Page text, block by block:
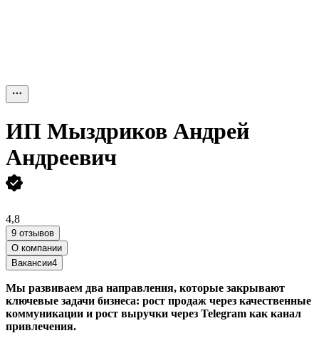
ИП Мыздриков Андрей
Андреевич
4,8
9 отзывов
О компании
Вакансии4
Мы развиваем два направления, которые закрывают
ключевые задачи бизнеса: рост продаж через качественные
коммуникации и рост выручки через Telegram как канал
привлечения.